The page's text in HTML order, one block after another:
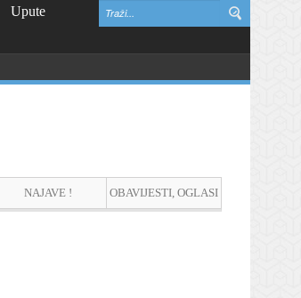
Upute
NAJAVE ! OBAVIJESTI, OGLASI